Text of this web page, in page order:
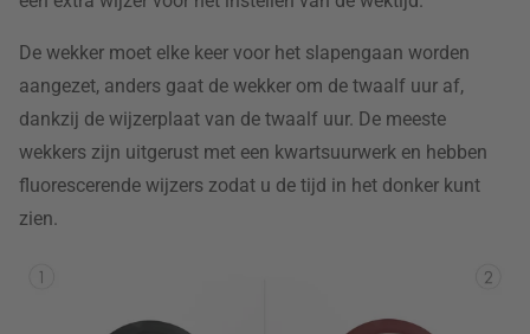
De wekker moet elke keer voor het slapengaan worden
aangezet, anders gaat de wekker om de twaalf uur af,
dankzij de wijzerplaat van de twaalf uur. De meeste
wekkers zijn uitgerust met een kwartsuurwerk en hebben
fluorescerende wijzers zodat u de tijd in het donker kunt
zien.